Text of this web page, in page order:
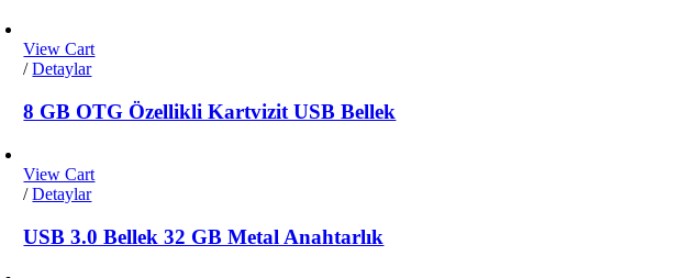
View Cart
/ Detaylar
8 GB OTG Özellikli Kartvizit USB Bellek
View Cart
/ Detaylar
USB 3.0 Bellek 32 GB Metal Anahtarlık